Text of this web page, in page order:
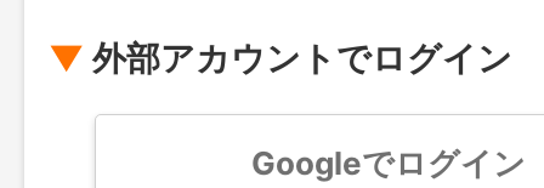
外部アカウントでログイン
Googleでログイン